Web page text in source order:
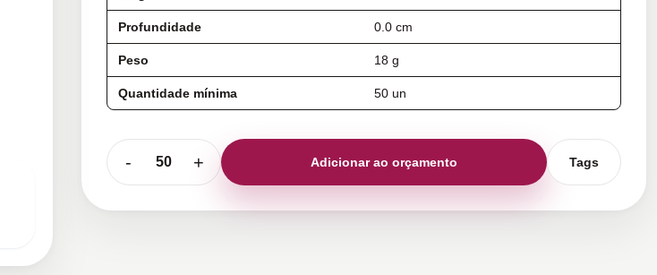
Profundidade 0.0 cm
Peso 18 g
Quantidade mínima 50 un
- + Adicionar ao orçamento Tags